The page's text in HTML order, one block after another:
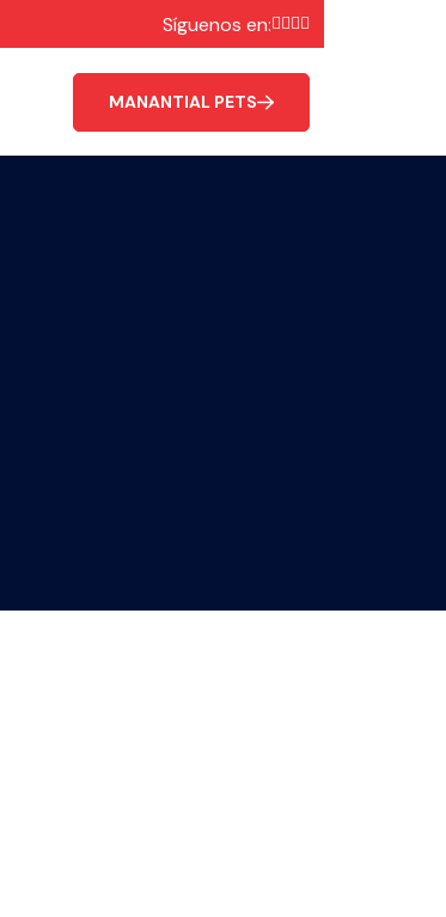
Síguenos en:
MANANTIAL PETS